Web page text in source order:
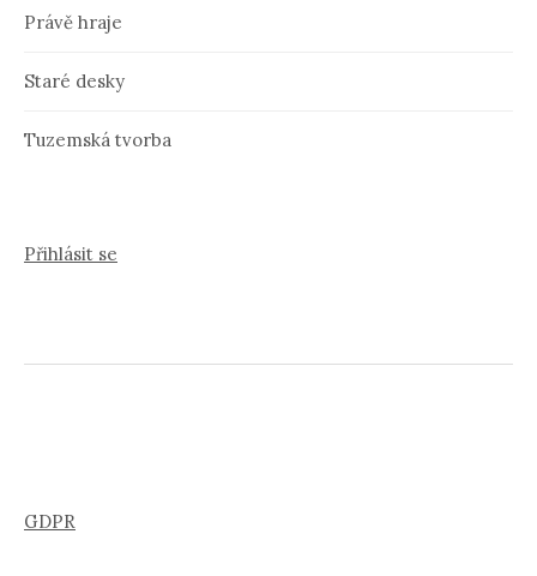
Právě hraje
Staré desky
Tuzemská tvorba
Přihlásit se
GDPR